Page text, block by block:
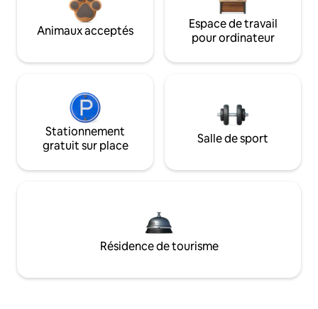
Animaux acceptés
Espace de travail
pour ordinateur
Stationnement
gratuit sur place
Salle de sport
Résidence de tourisme